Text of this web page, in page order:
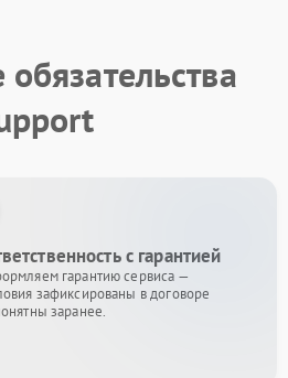
с гарантией
гарантию сервиса —
зафиксированы в договоре
заранее.